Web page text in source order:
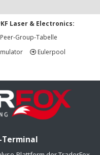
Laser & Electronics:
Peer-Group-Tabelle
Eulerpool